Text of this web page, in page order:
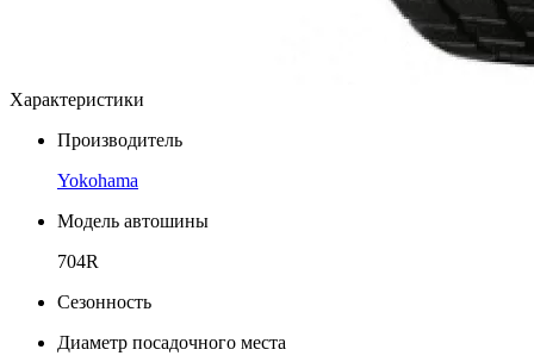
Характеристики
Производитель
Yokohama
Модель автошины
704R
Сезонность
Диаметр посадочного места